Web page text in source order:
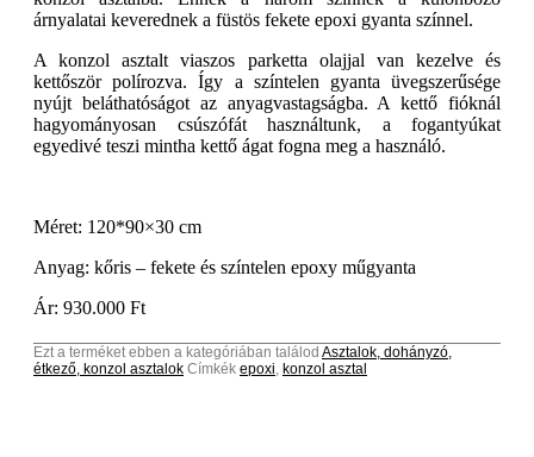
árnyalatai keverednek a füstös fekete epoxi gyanta színnel.
A konzol asztalt viaszos parketta olajjal van kezelve és
kettőször polírozva. Így a színtelen gyanta üvegszerűsége
nyújt beláthatóságot az anyagvastagságba. A kettő fióknál
hagyományosan csúszófát használtunk, a fogantyúkat
egyedivé teszi mintha kettő ágat fogna meg a használó.
Méret: 120*90×30 cm
Anyag: kőris – fekete és színtelen epoxy műgyanta
Ár: 930.000 Ft
Ezt a terméket ebben a kategóriában találod Asztalok, dohányzó,
étkező, konzol asztalok Címkék epoxi, konzol asztal